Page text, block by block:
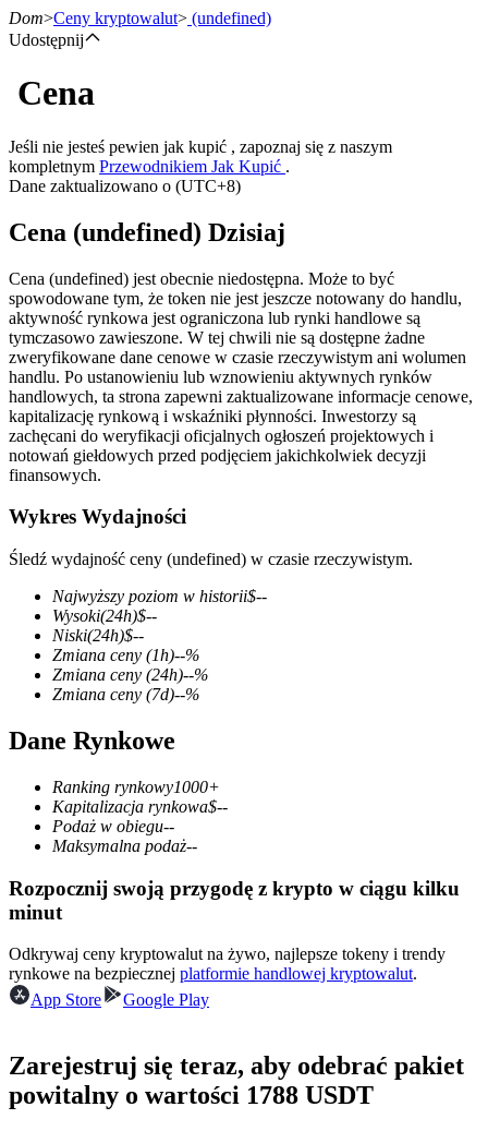
Kontrakty terminowe
Kontrakty terminowe na USDT
Kontrakty futures wykorzystujące USDT jako zabezpieczenie
Kontrakty terminowe COIN-M
Kontrakty terminowe na kryptowaluty
TradFi
Instrumenty pochodne na akcje, forex, metale szlachetne i
towary
Kontrakty terminowe na USDC
Dom>Ceny kryptowalut> (undefined)
Udostępnij
Cena
Jeśli nie jesteś pewien jak kupić , zapoznaj się z naszym
kompletnym Przewodnikiem Jak Kupić .
Dane zaktualizowano o (UTC+8)
Cena (undefined) Dzisiaj
Cena (undefined) jest obecnie niedostępna. Może to być
spowodowane tym, że token nie jest jeszcze notowany do handlu,
aktywność rynkowa jest ograniczona lub rynki handlowe są
tymczasowo zawieszone. W tej chwili nie są dostępne żadne
zweryfikowane dane cenowe w czasie rzeczywistym ani wolumen
handlu. Po ustanowieniu lub wznowieniu aktywnych rynków
handlowych, ta strona zapewni zaktualizowane informacje cenowe,
kapitalizację rynkową i wskaźniki płynności. Inwestorzy są
zachęcani do weryfikacji oficjalnych ogłoszeń projektowych i
notowań giełdowych przed podjęciem jakichkolwiek decyzji
finansowych.
Wykres Wydajności
Śledź wydajność ceny (undefined) w czasie rzeczywistym.
Najwyższy poziom w historii$--
Wysoki(24h)$--
Niski(24h)$--
Zmiana ceny (1h)--%
Zmiana ceny (24h)--%
Zmiana ceny (7d)--%
Dane Rynkowe
Ranking rynkowy1000+
Kapitalizacja rynkowa$--
Podaż w obiegu--
Maksymalna podaż--
Rozpocznij swoją przygodę z krypto w ciągu kilku
minut
Odkrywaj ceny kryptowalut na żywo, najlepsze tokeny i trendy
rynkowe na bezpiecznej platformie handlowej kryptowalut.
App Store
Google Play
Zarejestruj się teraz, aby odebrać pakiet
powitalny o wartości 1788 USDT